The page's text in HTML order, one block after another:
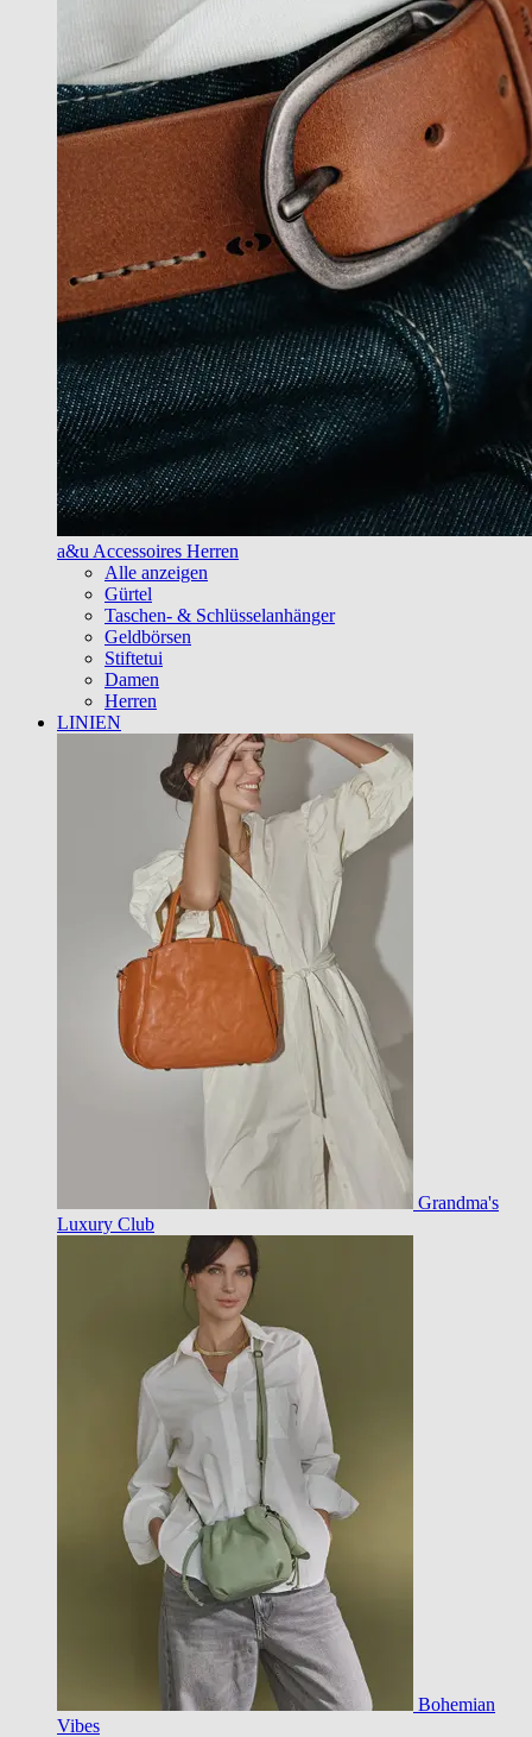
a&u Accessoires Herren
Alle anzeigen
Gürtel
Taschen- & Schlüsselanhänger
Geldbörsen
Stiftetui
Damen
Herren
LINIEN
Grandma's
Luxury Club
Bohemian
Vibes